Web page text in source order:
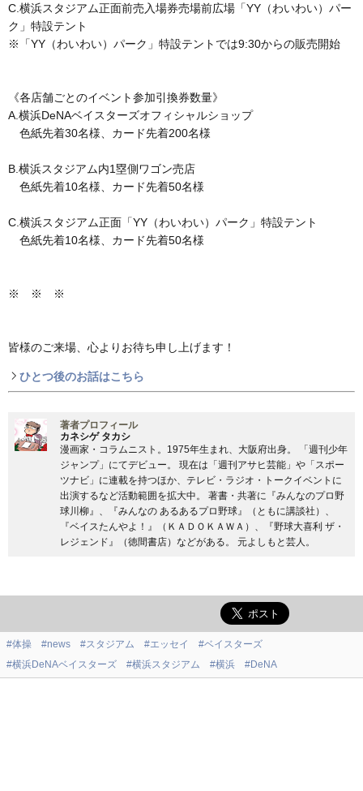
C.横浜スタジアム正面前売入場券売場前広場「YY（わいわい）パー
ク」特設テント
※「YY（わいわい）パーク」特設テントでは9:30からの販売開始
《各店舗ごとのイベント参加引換券数量》
A.横浜DeNAベイスターズオフィシャルショップ
色紙先着30名様、カード先着200名様
B.横浜スタジアム内1塁側ワゴン売店
色紙先着10名様、カード先着50名様
C.横浜スタジアム正面「YY（わいわい）パーク」特設テント
色紙先着10名様、カード先着50名様
※ ※ ※
皆様のご来場、心よりお待ち申し上げます！
ひとつ後のお話はこちら
著者プロフィール
カネシゲ タカシ
漫画家・コラムニスト。1975年生まれ、大阪府出身。 「週刊少年
ジャンプ」にてデビュー。 現在は「週刊アサヒ芸能」や「スポー
ツナビ」に連載を持つほか、テレビ・ラジオ・トークイベントに
出演するなど活動範囲を拡大中。 著書・共著に『みんなのプロ野
球川柳』、『みんなの あるあるプロ野球』（ともに講談社）、
『ベイスたんやよ！』（ＫＡＤＯＫＡＷＡ）、『野球大喜利 ザ・
レジェンド』（徳間書店）などがある。 元よしもと芸人。
#体操 #news #スタジアム #エッセイ
#ベイスターズ
#横浜DeNAベイスターズ
#横浜スタジアム #横浜 #DeNA